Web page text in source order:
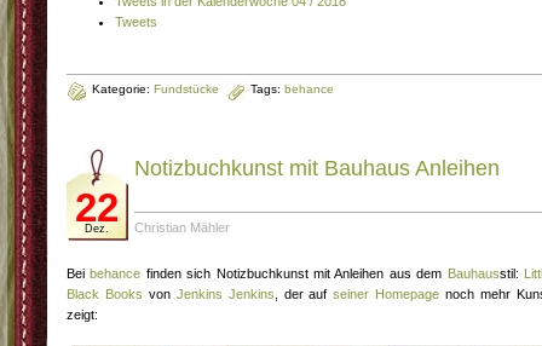
Tweets
Kategorie: Fundstücke Tags: behance
22
Dez.
Notizbuchkunst mit Bauhaus Anleihen
Christian Mähler
Beibehance finden sich Notizbuchkunst mit Anleihen aus dem Bauhausstil:
Black Books von Jenkins Jenkins , der aufseiner Homepage noch mehr
zeigt: